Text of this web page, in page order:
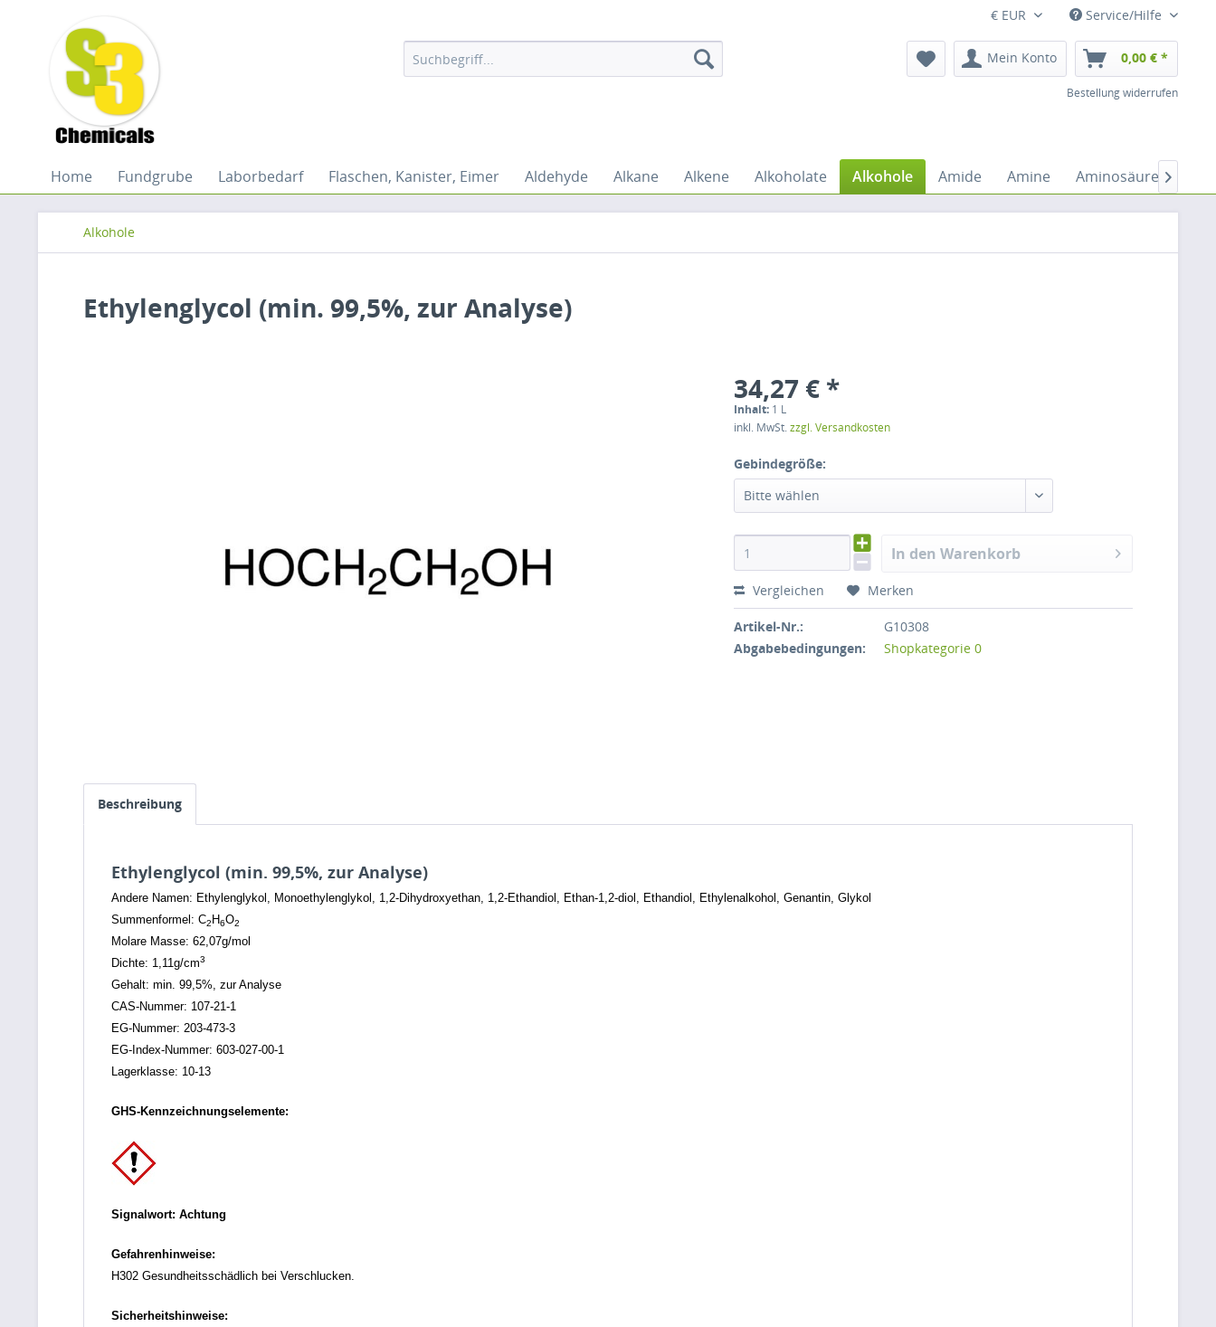
€ EUR Service/Hilfe
Mein Konto 0,00 € *
Bestellung widerrufen
Home Fundgrube Laborbedarf Flaschen, Kanister, Eimer Aldehyde Alkane Alkene Alkoholate Alkohole Amide Amine Aminosäuren
Alkohole
Ethylenglycol (min. 99,5%, zur Analyse)
34,27 € *
Inhalt: 1 L
inkl. MwSt.zzgl. Versandkosten
Gebindegröße:
Bitte wählen
In den Warenkorb
Vergleichen Merken
Artikel-Nr.:
G10308
Abgabebedingungen:
Shopkategorie 0
Beschreibung
Ethylenglycol (min. 99,5%, zur Analyse)
Andere Namen: Ethylenglykol, Monoethylenglykol, 1,2-Dihydroxyethan, 1,2-Ethandiol, Ethan-1,2-diol, Ethandiol, Ethylenalkohol, Genantin, Glykol
Summenformel: C2 H6O2
Molare Masse: 62,07g/mol
Dichte: 1,11g/cm3
Gehalt: min. 99,5%, zur Analyse
CAS-Nummer: 107-21-1
EG-Nummer: 203-473-3
EG-Index-Nummer: 603-027-00-1
Lagerklasse: 10-13
GHS-Kennzeichnungselemente:
Signalwort: Achtung
Gefahrenhinweise:
H302 Gesundheitsschädlich bei Verschlucken.
Sicherheitshinweise: